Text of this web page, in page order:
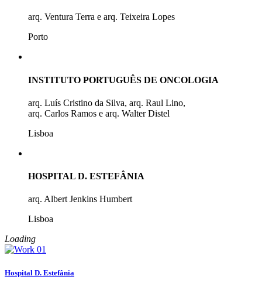
arq. Ventura Terra e arq. Teixeira Lopes
Porto
INSTITUTO PORTUGUÊS DE ONCOLOGIA
arq. Luís Cristino da Silva, arq. Raul Lino,
arq. Carlos Ramos e arq. Walter Distel
Lisboa
HOSPITAL D. ESTEFÂNIA
arq. Albert Jenkins Humbert
Lisboa
Loading
Hospital D. Estefânia